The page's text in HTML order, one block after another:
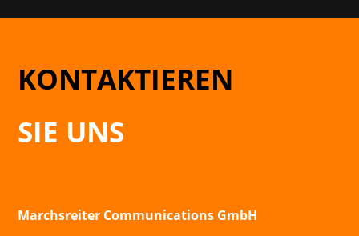
KONTAKTIEREN
SIE UNS
Marchsreiter Communications GmbH